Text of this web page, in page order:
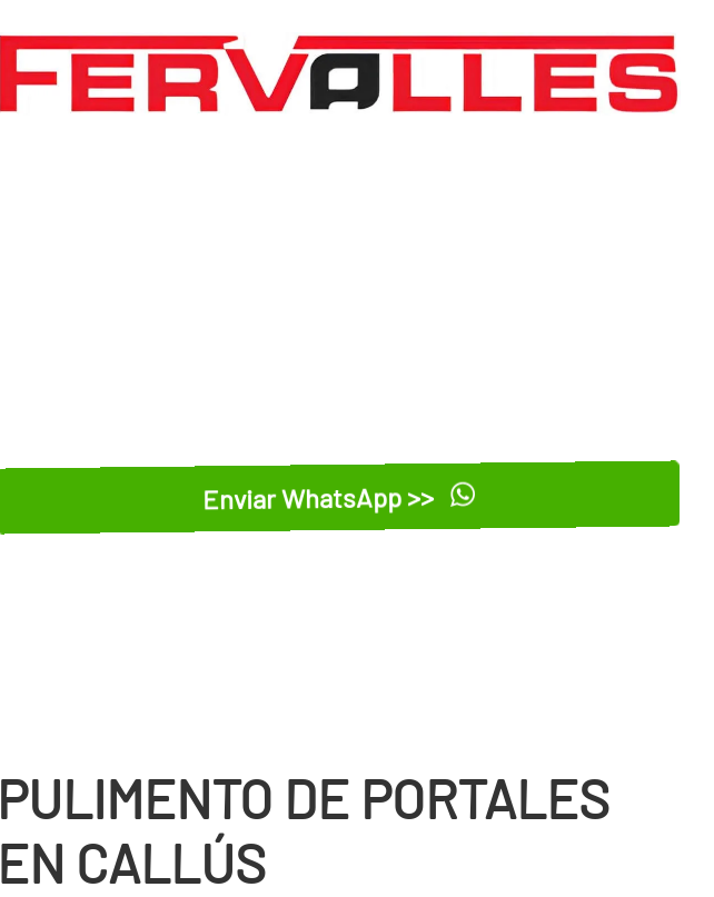
Enviar WhatsApp >>
PULIMENTO DE PORTALES
EN CALLÚS